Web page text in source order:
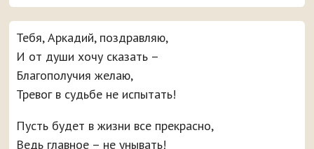
Тебя, Аркадий, поздравляю,
И от души хочу сказать –
Благополучия желаю,
Тревог в судьбе не испытать!
Пусть будет в жизни все прекрасно,
Ведь главное – не унывать!